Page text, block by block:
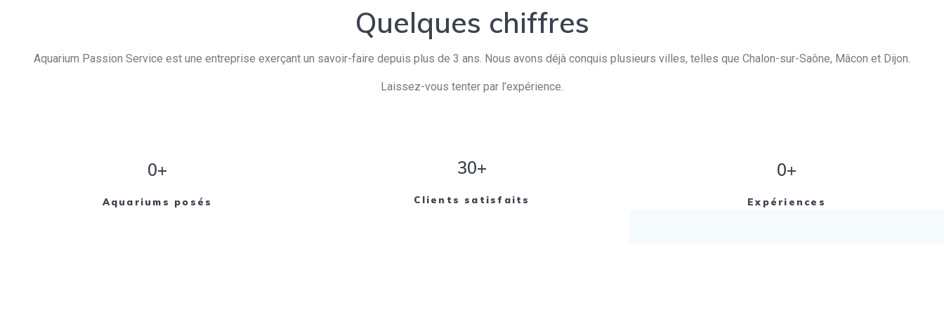
Quelques chiffres
Aquarium Passion Service est une entreprise exerçant un savoir-faire depuis plus de 3 ans. Nous avons déjà conquis plusieurs villes, telles que Chalon-sur-Saône, Mâcon et Dijon.
Laissez-vous tenter par l’expérience.
0+
Aquariums posés
30+
Clients satisfaits
0+
Expériences